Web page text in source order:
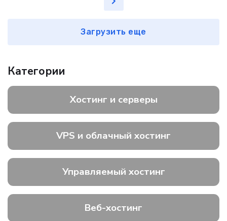
Загрузить еще
Категории
Хостинг и серверы
VPS и облачный хостинг
Управляемый хостинг
Веб-хостинг